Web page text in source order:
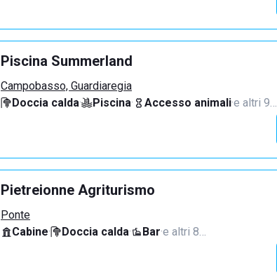
Piscina Summerland
Campobasso, Guardiaregia
Doccia calda· Piscina· Accesso animali·e altri 9…
Pietreionne Agriturismo
Ponte
Cabine· Doccia calda· Bar·e altri 8…